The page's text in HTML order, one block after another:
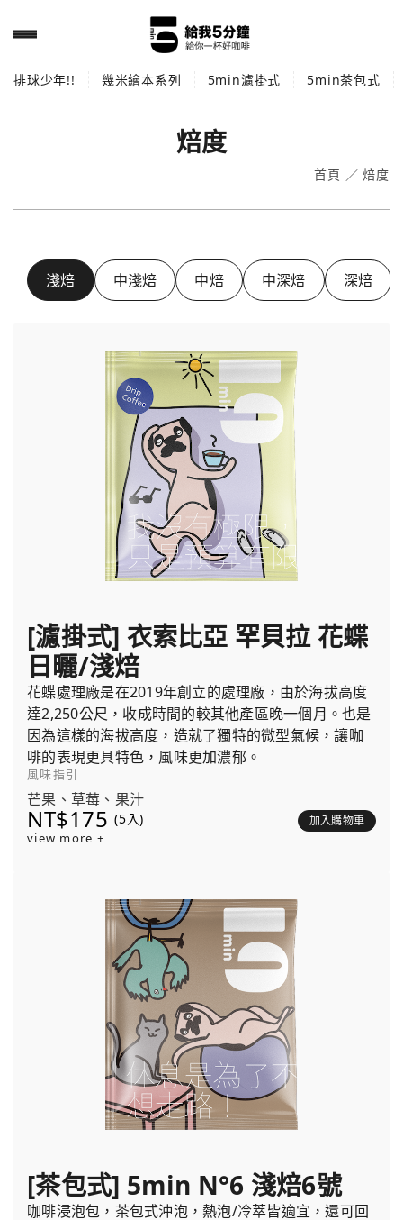
排球少年!! 幾米繪本系列 5min濾掛式 5min茶包式
焙度
首頁 ／焙度
淺焙 中淺焙 中焙 中深焙 深焙
[濾掛式] 衣索比亞 罕貝拉 花蝶
日曬/淺焙
花蝶處理廠是在2019年創立的處理廠，由於海拔高度
達2,250公尺，收成時間的較其他產區晚一個月。也是
因為這樣的海拔高度，造就了獨特的微型氣候，讓咖
啡的表現更具特色，風味更加濃郁。
風味指引
芒果、草莓、果汁
NT$175 (5入) 加入購物車
view more +
[茶包式] 5min N°6 淺焙6號
咖啡浸泡包，茶包式沖泡，熱泡/冷萃皆適宜，還可回